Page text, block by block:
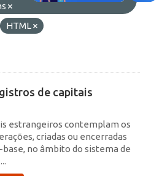
HTML
de capitais
estrangeiros contemplam os
criadas ou encerradas
no âmbito do sistema de